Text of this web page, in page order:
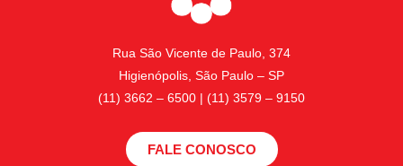
Rua São Vicente de Paulo, 374
Higienópolis, São Paulo – SP
(11) 3662 – 6500 | (11) 3579 – 9150
FALE CONOSCO